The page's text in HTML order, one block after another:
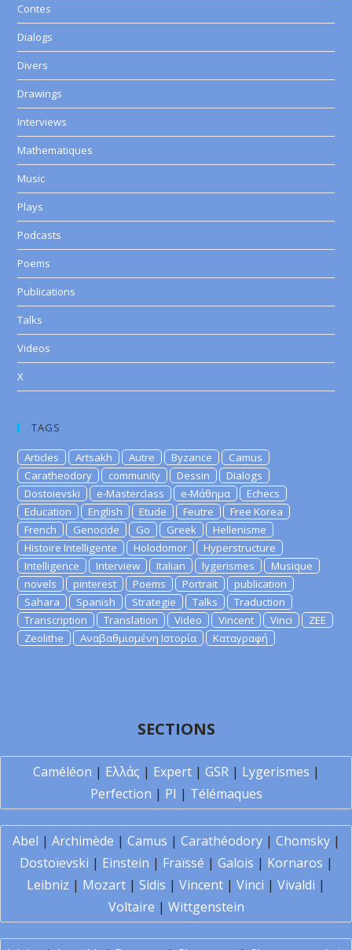
Contes
Dialogs
Divers
Drawings
Interviews
Mathematiques
Music
Plays
Podcasts
Poems
Publications
Talks
Videos
X
TAGS
Articles Artsakh Autre Byzance
Camus
Caratheodory
community Dessin
Dialogs
Dostoievski
e-Masterclass e-Μάθημα
Echecs
Education
English Etude Feutre
Free Korea
French
Genocide Go Greek
Hellenisme
Histoire Intelligente
Holodomor
Hyperstructure
Intelligence
Interview Italian lygerismes
Musique
novels
pinterest Poems Portrait
publication
Sahara
Spanish Strategie Talks
Traduction
Transcription
Translation Video Vincent Vinci
ZEE
Zeolithe
Αναβαθμισμένη Ιστορία Καταγραφή
SECTIONS
Caméléon | Ελλάς | Expert| GSR| Lygerismes |
Perfection | PI | Télémaques
Abel | Archimède | Camus | Carathéodory| Chomsky|
Dostoïevski | Einstein | Fraïssé | Galois | Kornaros |
Leibniz | Mozart | Sidis | Vincent | Vinci | Vivaldi |
Voltaire | Wittgenstein